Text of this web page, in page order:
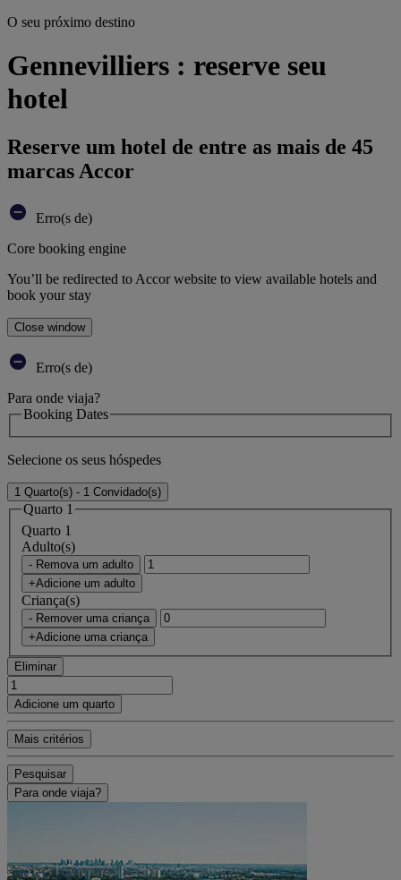
O seu próximo destino
Gennevilliers : reserve seu
hotel
Reserve um hotel de entre as mais de 45
marcas Accor
Erro(s de)
Core booking engine
You’ll be redirected to Accor website to view available hotels and
book your stay
Close window
Erro(s de)
Para onde viaja?
Booking Dates
Selecione os seus hóspedes
1 Quarto(s) - 1 Convidado(s)
Quarto 1
Quarto 1
Adulto(s)
- Remova um adulto
+Adicione um adulto
Criança(s)
- Remover uma criança
+Adicione uma criança
Eliminar
Adicione um quarto
Mais critérios
Pesquisar
Para onde viaja?